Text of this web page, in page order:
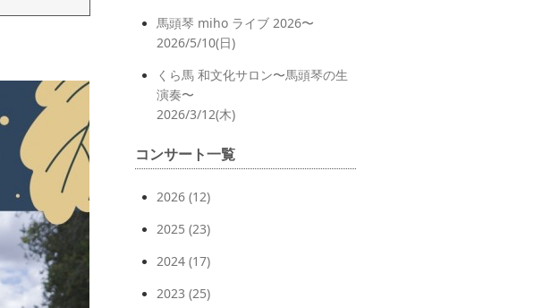
馬頭琴 miho ライブ 2026〜
2026/5/10(日)
くら馬 和文化サロン〜馬頭琴の生
演奏〜
2026/3/12(木)
コンサート一覧
2026 (12)
2025 (23)
2024 (17)
2023 (25)